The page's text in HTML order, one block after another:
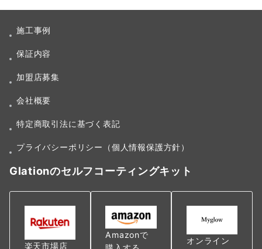
シ
ン
施工事例
保証内容
加盟店募集
会社概要
特定商取引法に基づく表記
プライバシーポリシー（個人情報保護方針）
Glationのセルフコーティングキット
楽天市場店
Amazonで
オンライン